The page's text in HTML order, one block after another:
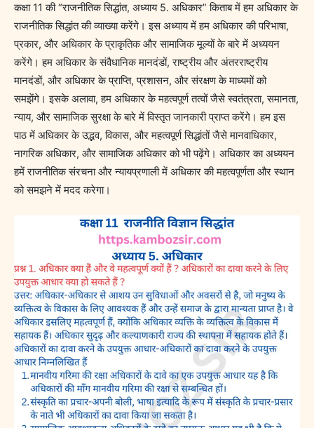
कक्षा 11 की “राजनीतिक सिद्धांत, अध्याय 5. अधिकार” किताब में हम अधिकार के
राजनीतिक सिद्धांत की व्याख्या करेंगे। इस अध्याय में हम अधिकार की परिभाषा,
प्रकार, और अधिकार के प्राकृतिक और सामाजिक मूल्यों के बारे में अध्ययन
करेंगे। हम अधिकार के संवैधानिक मानदंडों, राष्ट्रीय और अंतरराष्ट्रीय
मानदंडों, और अधिकार के प्राप्ति, प्रशासन, और संरक्षण के माध्यमों को
समझेंगे। इसके अलावा, हम अधिकार के महत्वपूर्ण तत्वों जैसे स्वतंत्रता, समानता,
न्याय, और सामाजिक सुरक्षा के बारे में विस्तृत जानकारी प्राप्त करेंगे। हम इस
पाठ में अधिकार के उद्भव, विकास, और महत्वपूर्ण सिद्धांतों जैसे मानवाधिकार,
नागरिक अधिकार, और सामाजिक अधिकार को भी पढ़ेंगे। अधिकार का अध्ययन
हमें राजनीतिक संरचना और न्यायप्रणाली में अधिकार की महत्वपूर्णता और स्थान
को समझने में मदद करेगा।